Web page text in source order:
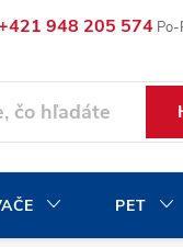
948 205 574
Blog Moja objednávka
PET